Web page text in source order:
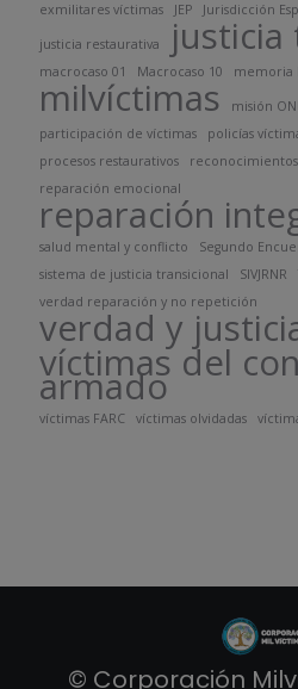
exmilitares víctimas
JEP Jurisdicción
justicia restaurativa justicia
macrocaso 01 Macrocaso 10 memoria
milvíctimas misión
participación de víctimas
policías
procesos restaurativos
reparación emocional
reparación
salud mental y conflicto
Segundo
sistema de justicia transicional
SIVJRNR
verdad reparación y no repetición
verdad y
víctimas del
armado
víctimas FARC víctimas olvidadas
© Corporación